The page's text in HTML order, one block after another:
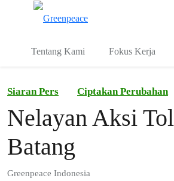
Tentang Kami Fokus Kerja
Siaran Pers Ciptakan Perubahan
Nelayan Aksi
Batang
Greenpeace Indonesia